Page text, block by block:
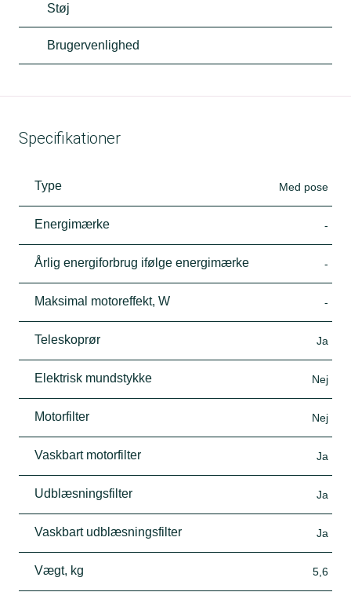
Støj
Brugervenlighed
Specifikationer
Type Med pose
Energimærke -
Årlig energiforbrug ifølge energimærke -
Maksimal motoreffekt, W -
Teleskoprør Ja
Elektrisk mundstykke Nej
Motorfilter Nej
Vaskbart motorfilter Ja
Udblæsningsfilter Ja
Vaskbart udblæsningsfilter Ja
Vægt, kg 5,6